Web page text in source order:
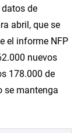
de
abril, que se
el informe NFP
nuevos
178.000 de
se mantenga